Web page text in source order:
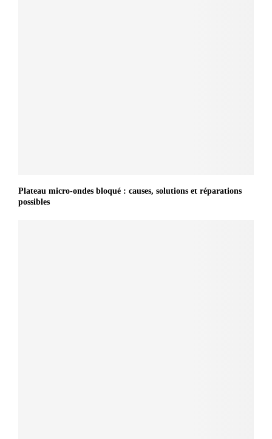
Plateau micro-ondes bloqué : causes, solutions et réparations
possibles